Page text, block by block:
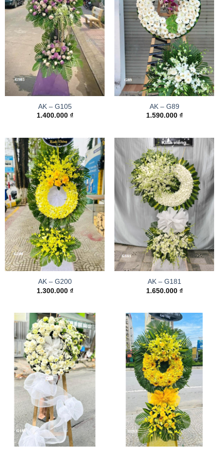
AK – G105
1.400.000 ₫
AK – G89
1.590.000 ₫
AK – G200
1.300.000 ₫
AK – G181
1.650.000 ₫